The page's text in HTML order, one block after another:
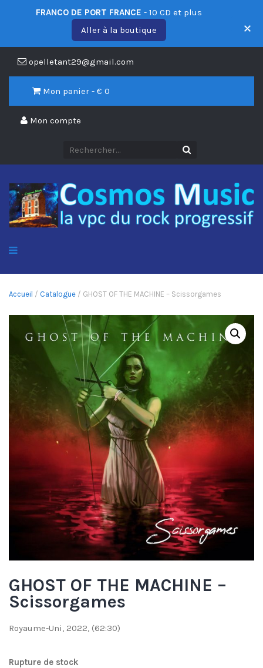
opelletant29@gmail.com
Mon panier - € 0
Mon compte
Accueil / Catalogue / GHOST OF THE MACHINE – Scissorgames
GHOST OF THE MACHINE –
Scissorgames
Royaume-Uni, 2022, (62:30)
Rupture de stock
FRANCO DE PORT FRANCE - 10 CD et plus
Aller à la boutique